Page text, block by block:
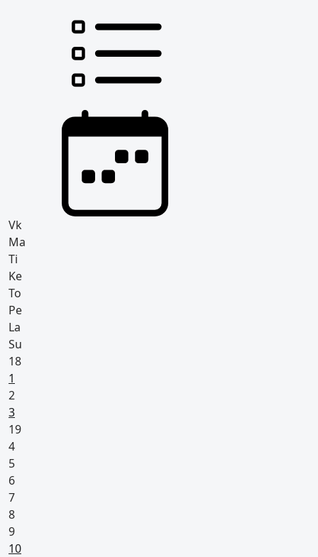
Vk
Ma
Ti
Ke
To
Pe
La
Su
18
1
2
3Pyhäpäivä
19
4
5
6
7
8
9
10Pyhäpäivä